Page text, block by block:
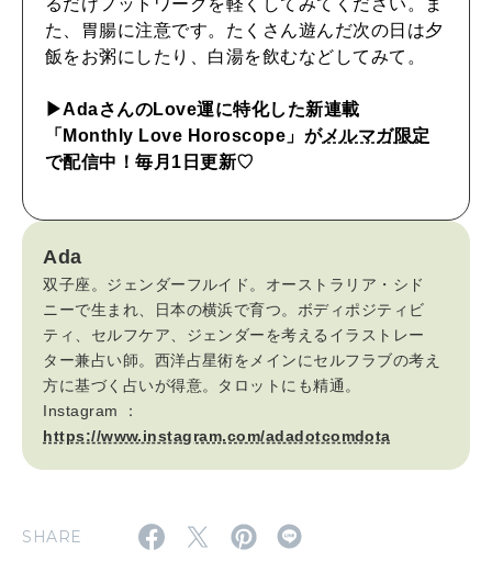
WORK&MONEY
いい人生って？
MAGAZINE
特集
2026年9月号「北海道 おいしく遊ぶ、夏のご褒美旅。」
2026年8月号『お茶の時間です。』
2026年7月号「鎌倉 ローカルが 教えてくれた 本当の歩き方。」
2026年6月号「大銀座 トレンドが生まれる 新しい一流店へ。」
2026年5月号「“大好き”に出会いに。韓国」
2026年3月号「スイーツ予想図 2026」
MAGAZINE MOOK
FOLLOW US!
た、胃腸に注意です。たくさん遊んだ次の日は夕
飯をお粥にしたり、白湯を飲むなどしてみて。
▶︎AdaさんのLove運に特化した新連載
「Monthly Love Horoscope」がメルマガ限定
で配信中！毎月1日更新♡
Ada
双子座。ジェンダーフルイド。オーストラリア・シド
ニーで生まれ、日本の横浜で育つ。ボディポジティビ
ティ、セルフケア、ジェンダーを考えるイラストレー
ター兼占い師。西洋占星術をメインにセルフラブの考え
方に基づく占いが得意。タロットにも精通。
Instagram ：
https://www.instagram.com/adadotcomdota
SHARE